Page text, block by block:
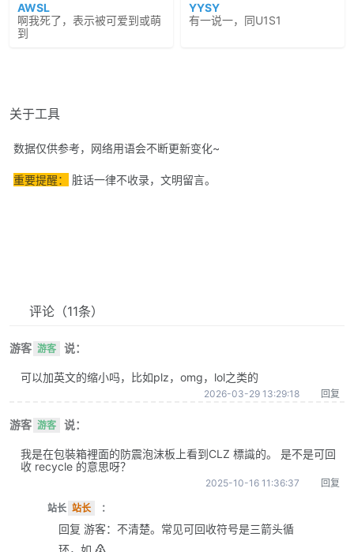
AWSL
啊我死了，表示被可爱到或萌
到
YYSY
有一说一，同U1S1
关于工具
数据仅供参考，网络用语会不断更新变化~
重要提醒： 脏话一律不收录，文明留言。
评论 （11条）
游客 游客 说：
可以加英文的缩小吗，比如plz，omg，lol之类的
2026-03-29 13:29:18 回复
游客 游客 说：
我是在包裝箱裡面的防震泡沫板上看到CLZ 標識的。 是不是可回
收 recycle 的意思呀？
2025-10-16 11:36:37 回复
站长 站长 ：
回复 游客：不清楚。常见可回收符号是三箭头循
环，如 ♴